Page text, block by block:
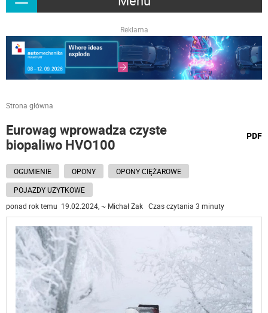
Reklama
Strona główna
Eurowag wprowadza czyste
biopaliwo HVO100
PDF
OGUMIENIE OPONY
OPONY CIĘŻAROWE
POJAZDY UŻYTKOWE
ponad rok temu 19.02.2024, ~ Michał Żak Czas czytania 3 minuty